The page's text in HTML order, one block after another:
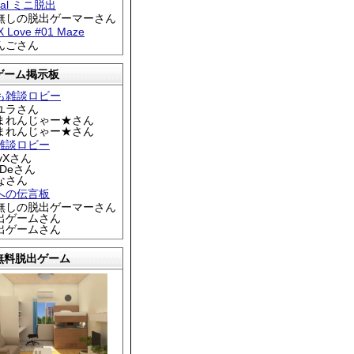
ミニ脱出
しの脱出ゲーマーさん
Love #01 Maze
ごさん
ーム掲示板
雑談ロビー
ラさん
れんじゃー★さん
れんじゃー★さん
談ロビー
さん
さん
さん
の伝言板
しの脱出ゲーマーさん
ゲームさん
ゲームさん
料脱出ゲーム